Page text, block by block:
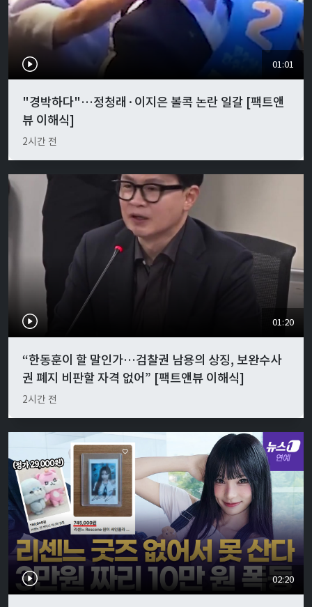
01:01
"경박하다"…정청래·이지은 볼콕 논란 일갈 [팩트앤
뷰 이해식]
2시간 전
01:20
“한동훈이 할 말인가…검찰권 남용의 상징, 보완수사
권 폐지 비판할 자격 없어” [팩트앤뷰 이해식]
2시간 전
02:20